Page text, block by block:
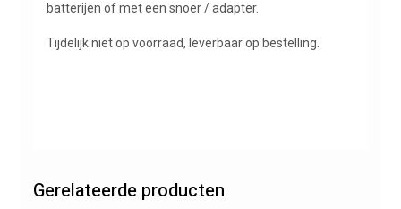
batterijen of met een snoer / adapter.
Tijdelijk niet op voorraad, leverbaar op bestelling.
Gerelateerde producten